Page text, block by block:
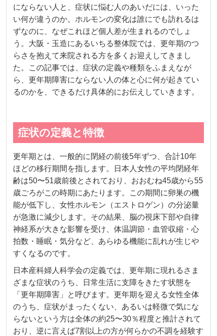
にならない人と、症状に悩む人のあいだには、いった
い何が違うのか。ホルモンの変化は誰にでも訪れるは
ずなのに、なぜこれほど個人差が生まれるのでしょ
う。大阪・玉造にあるいちる整体院では、更年期のつ
らさを抱えて来院される方を多くお迎えしてきまし
た。この記事では、症状の定義や種類をふまえなが
ら、更年期障害にならない人の体と心に何が起きてい
るのかを、できるだけ具体的にお伝えしていきます。
症状の定義と特徴
更年期とは、一般的に閉経の前後5年ずつ、合計10年
ほどの移行期間を指します。日本人女性の平均閉経年
齢は50〜51歳前後とされており、おおむね45歳から55
歳ごろがこの時期にあたります。この期間に卵巣の機
能が低下し、女性ホルモン（エストロゲン）の分泌量
が急激に減少します。その結果、脳の視床下部や自律
神経系が大きな影響を受け、体温調節・血管収縮・心
拍数・睡眠・気分など、あらゆる機能に乱れが生じや
すくなるのです。
日本産科婦人科学会の定義では、更年期に現れるさま
ざまな症状のうち、日常生活に支障をきたす状態を
「更年期障害」と呼びます。更年期を迎える女性全体
のうち、症状がまったくない、あるいは軽微で気にな
らないという方は全体の約25〜30％程度と推計されて
おり、逆に言えば7割以上の方が何らかの不調を経験す